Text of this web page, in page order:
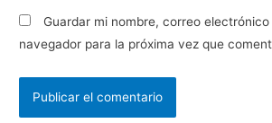
Guardar mi nombre, correo
navegador para la próxima vez que